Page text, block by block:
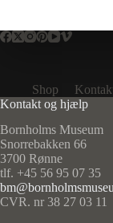
Shop
Kontakt og hjælp
Bornholms Museum
Snorrebakken 66
3700 Rønne
tlf. +45 56 95 07 35
CVR. nr 38 27 03 11